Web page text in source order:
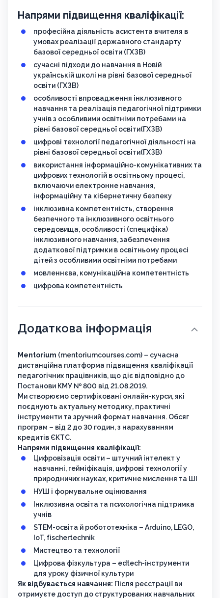
Напрями підвищення кваліфікації:
професійна діяльність асистента вчителя в
умовах реалізації державного стандарту
базової середньої освіти (ГХЗВ)
сучасні підходи до навчання в Новій
українській школі на рівні базової середньої
освіти (ГХЗВ)
особливості впровадження інклюзивного
навчання та реалізація педагогічної підтримки
учнів з особливими освітніми потребами на
рівні базової середньої освіти(ГХЗВ)
цифрові технології педагогічної діяльності на
рівні базової середньої освіти(ГХЗВ)
використання інформаційно-комунікативних та
цифрових технологій в освітньому процесі,
включаючи електронне навчання,
інформаційну та кібернетичну безпеку
інклюзивна компетентність, створення
безпечного та інклюзивного освітнього
середовища, особливості (специфіка)
інклюзивного навчання, забезпечення
додаткової підтримки в освітньому процесі
дітей з особливими освітніми потребами
мовленнєва, комунікаційна компетентність
цифрова компетентність
Додаткова інформація
Mentorium (mentoriumcourses.com) – сучасна
дистанційна платформа підвищення кваліфікації
педагогічних працівників, що діє відповідно до
Постанови КМУ № 800 від 21.08.2019.
Ми створюємо сертифіковані онлайн-курси, які
поєднують актуальну методику, практичні
інструменти та зручний формат навчання. Обсяг
програм – від 2 до 30 годин, з нарахуванням
кредитів ЄКТС.
Напрями підвищення кваліфікації:
Цифровізація освіти – штучний інтелект у
навчанні, гейміфікація, цифрові технології у
природничих науках, критичне мислення та ШІ
НУШ і формувальне оцінювання
Інклюзивна освіта та психологічна підтримка
учнів
STEM-освіта й робототехніка – Arduino, LEGO,
IoT, fischertechnik
Мистецтво та технології
Цифрова фізкультура – edtech-інструменти
для уроку фізичної культури
Як відбувається навчання: Після реєстрації ви
отримуєте доступ до структурованих навчальних